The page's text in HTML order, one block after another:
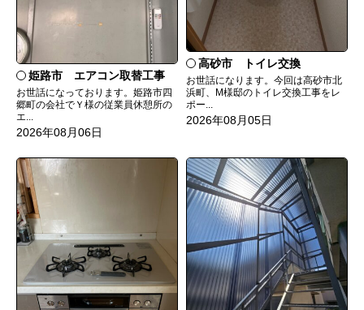
姫路市 エアコン取替工事
お世話になっております。姫路市四
郷町の会社でＹ様の従業員休憩所の
エ...
2026年08月06日
高砂市 トイレ交換
お世話になります。今回は高砂市北
浜町、M様邸のトイレ交換工事をレ
ポー...
2026年08月05日